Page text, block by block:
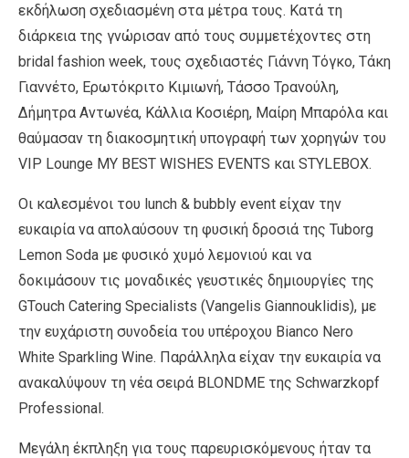
εκδήλωση σχεδιασμένη στα μέτρα τους. Κατά τη
διάρκεια της γνώρισαν από τους συμμετέχοντες στη
bridal fashion week, τους σχεδιαστές Γιάννη Τόγκο, Τάκη
Γιαννέτο, Ερωτόκριτο Κιμιωνή, Τάσσο Τρανούλη,
Δήμητρα Αντωνέα, Κάλλια Κοσιέρη, Μαίρη Μπαρόλα και
θαύμασαν τη διακοσμητική υπογραφή των χορηγών του
VIP Lounge MY BEST WISHES EVENTS και STYLEBOX.
Οι καλεσμένοι του lunch & bubbly event είχαν την
ευκαιρία να απολαύσουν τη φυσική δροσιά της Tuborg
Lemon Soda με φυσικό χυμό λεμονιού και να
δοκιμάσουν τις μοναδικές γευστικές δημιουργίες της
GTouch Catering Specialists (Vangelis Giannouklidis), με
την ευχάριστη συνοδεία του υπέροχου Bianco Nero
White Sparkling Wine. Παράλληλα είχαν την ευκαιρία να
ανακαλύψουν τη νέα σειρά BLONDME της Schwarzkopf
Professional.
Μεγάλη έκπληξη για τους παρευρισκόμενους ήταν τα